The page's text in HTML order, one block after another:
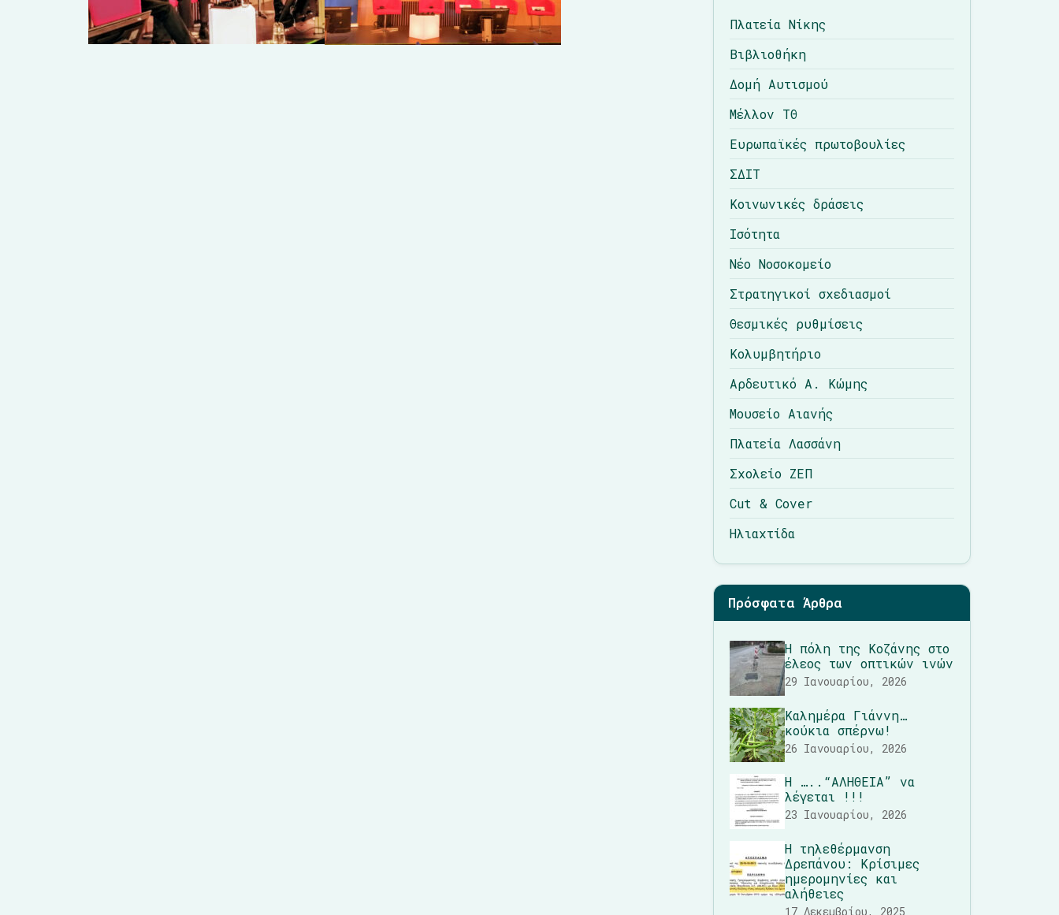
Πλατεία Νίκης
Βιβλιοθήκη
Δομή Αυτισμού
Μέλλον ΤΘ
Ευρωπαϊκές πρωτοβουλίες
ΣΔΙΤ
Κοινωνικές δράσεις
Ισότητα
Νέο Νοσοκομείο
Στρατηγικοί σχεδιασμοί
Θεσμικές ρυθμίσεις
Κολυμβητήριο
Αρδευτικό Α. Κώμης
Μουσείο Αιανής
Πλατεία Λασσάνη
Σχολείο ΖΕΠ
Cut & Cover
Ηλιαχτίδα
Πρόσφατα Άρθρα
Η πόλη της Κοζάνης στο
έλεος των οπτικών ινών
29 Ιανουαρίου, 2026
Καλημέρα Γιάννη…
κούκια σπέρνω!
26 Ιανουαρίου, 2026
Η …..“ΑΛΗΘΕΙΑ” να
λέγεται !!!
23 Ιανουαρίου, 2026
Η τηλεθέρμανση
Δρεπάνου: Κρίσιμες
ημερομηνίες και
αλήθειες
17 Δεκεμβρίου, 2025